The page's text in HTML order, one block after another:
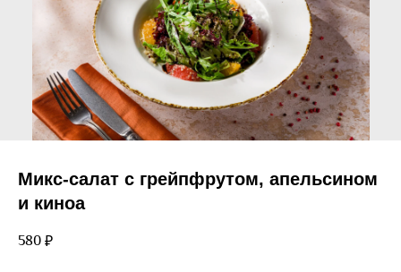
Микс-салат с грейпфрутом, апельсином
и киноа
580₽